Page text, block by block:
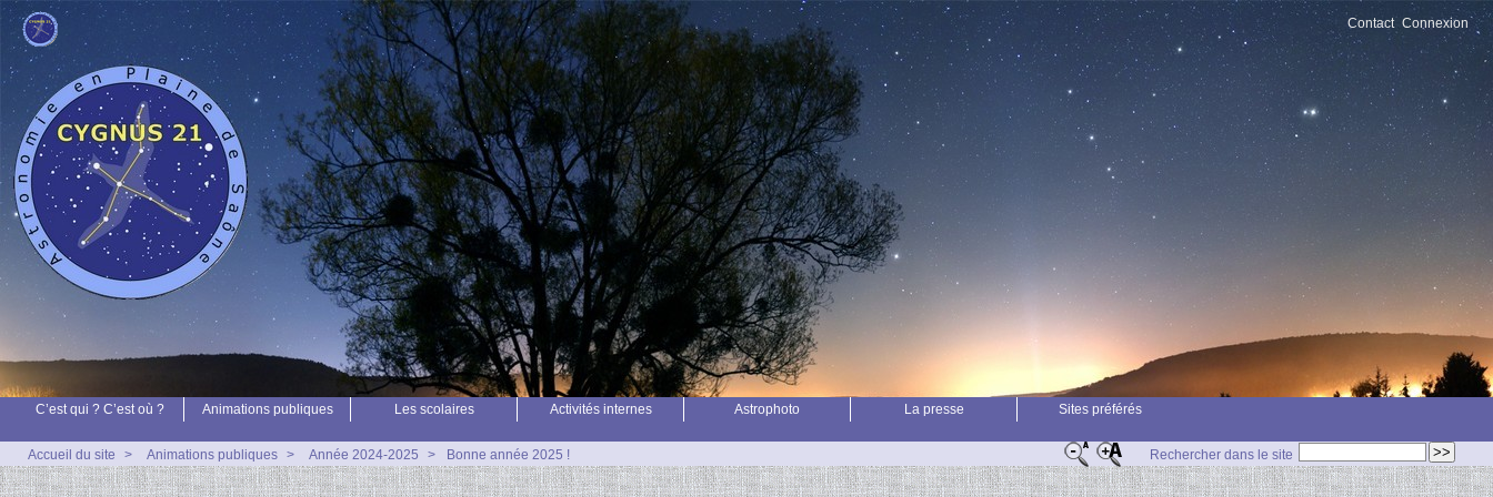
Contact Connexion
C’est qui ? C’est où ? Animations publiques Les scolaires Activités internes Astrophoto La presse Sites préférés
Rechercher dans le site
Accueil du site > Animations publiques > Année 2024-2025 > Bonne année 2025 !